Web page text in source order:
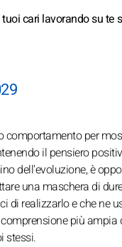
cari lavorando su te
per
il pensiero
dell'evoluzione, è
una maschera di
di realizzarlo e che ne
più
stessi.